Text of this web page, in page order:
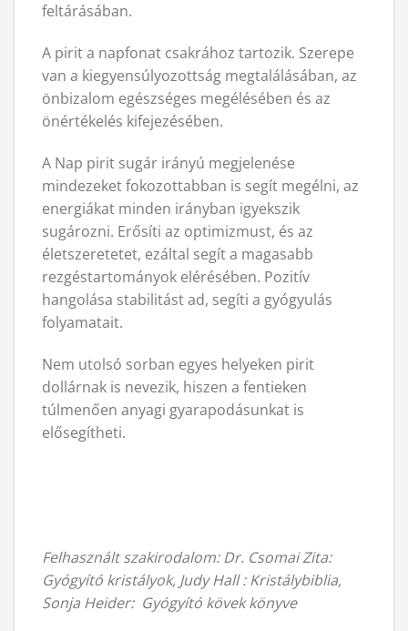
feltárásában.
A pirit a napfonat csakrához tartozik. Szerepe
van a kiegyensúlyozottság megtalálásában, az
önbizalom egészséges megélésében és az
önértékelés kifejezésében.
A Nap pirit sugár irányú megjelenése
mindezeket fokozottabban is segít megélni, az
energiákat minden irányban igyekszik
sugározni. Erősíti az optimizmust, és az
életszeretetet, ezáltal segít a magasabb
rezgéstartományok elérésében. Pozitív
hangolása stabilitást ad, segíti a gyógyulás
folyamatait.
Nem utolsó sorban egyes helyeken pirit
dollárnak is nevezik, hiszen a fentieken
túlmenően anyagi gyarapodásunkat is
elősegítheti.
Felhasznált szakirodalom:Dr. Csomai Zita:
Gyógyító kristályok, Judy Hall : Kristálybiblia,
Sonja Heider: Gyógyító kövek könyve